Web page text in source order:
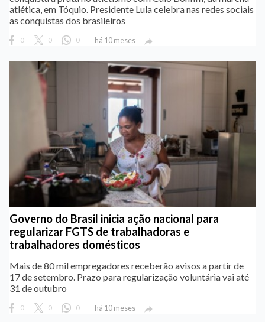
atlética, em Tóquio. Presidente Lula celebra nas redes sociais
as conquistas dos brasileiros
0 0 0 há 10 meses 
Governo do Brasil inicia ação nacional para
regularizar FGTS de trabalhadoras e
trabalhadores domésticos
Mais de 80 mil empregadores receberão avisos a partir de
17 de setembro. Prazo para regularização voluntária vai até
31 de outubro
0 0 0 há 10 meses 